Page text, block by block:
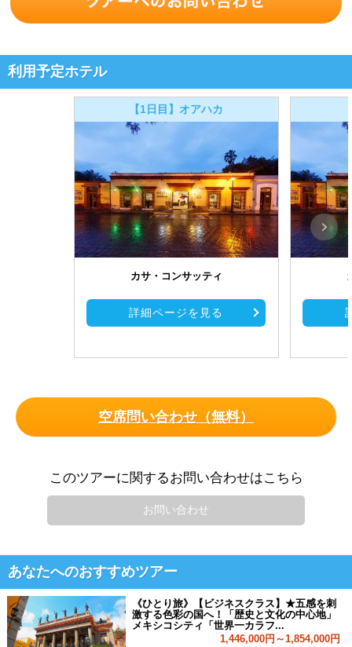
利用予定ホテル
【1日目】オアハカ
カサ・コンサッティ
詳細ページを見る
空席問い合わせ（無料）
このツアーに関するお問い合わせはこちら
お問い合わせ
あなたへのおすすめツアー
《ひとり旅》【ビジネスクラス】★五感を刺
激する色彩の国へ！「歴史と文化の中心地」
メキシコシティ「世界一カラフ...
1,446,000円～1,854,000円